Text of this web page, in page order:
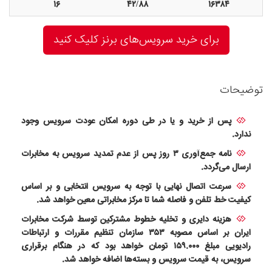
۱۶۳۸۴
۴۲/۸۸ ۱۶
برای خرید سرویس‌های برنز کلیک کنید
توضیحات
پس از خرید و یا در طی دوره امکان عودت سرویس وجود
ندارد.
نامه جمع‌آوری ۳ روز پس از عدم تمدید سرویس به مخابرات
ارسال می‌گردد.
سرعت اتصال نهایی با توجه به سرویس انتخابی و بر اساس
کیفیت خط تلفن و فاصله شما تا مرکز مخابراتی معین خواهد شد.
هزینه دایری و تخلیه خطوط مشترکین توسط شرکت مخابرات
ایران بر اساس مصوبه ۳۵۳ سازمان تنظیم مقررات و ارتباطات
رادیویی مبلغ ۱۵۹.۰۰۰ تومان خواهد بود که در هنگام برقراری
سرویس، به قیمت سرویس و بسته‌ها اضافه خواهد شد.